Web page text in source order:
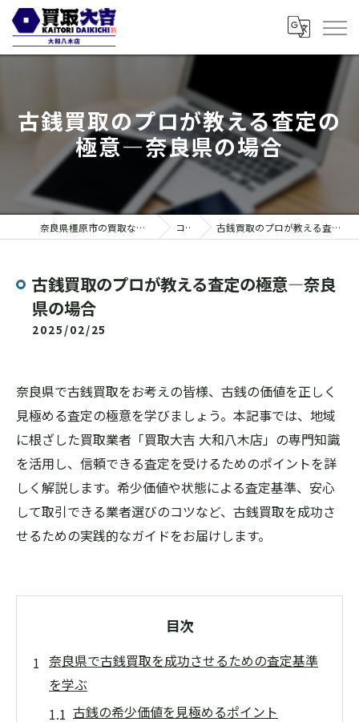
古銭買取のプロが教える査定の
極意—奈良県の場合
奈良県橿原市の買取なら買取大吉 大和八木店 コラム 古銭買取のプロが教える査定の極意—奈良県の場合
古銭買取のプロが教える査定の極意—奈良
県の場合
2025/02/25
奈良県で古銭買取をお考えの皆様、古銭の価値を正しく
見極める査定の極意を学びましょう。本記事では、地域
に根ざした買取業者「買取大吉 大和八木店」の専門知識
を活用し、信頼できる査定を受けるためのポイントを詳
しく解説します。希少価値や状態による査定基準、安心
して取引できる業者選びのコツなど、古銭買取を成功さ
せるための実践的なガイドをお届けします。
目次
奈良県で古銭買取を成功させるための査定基準
を学ぶ
古銭の希少価値を見極めるポイント